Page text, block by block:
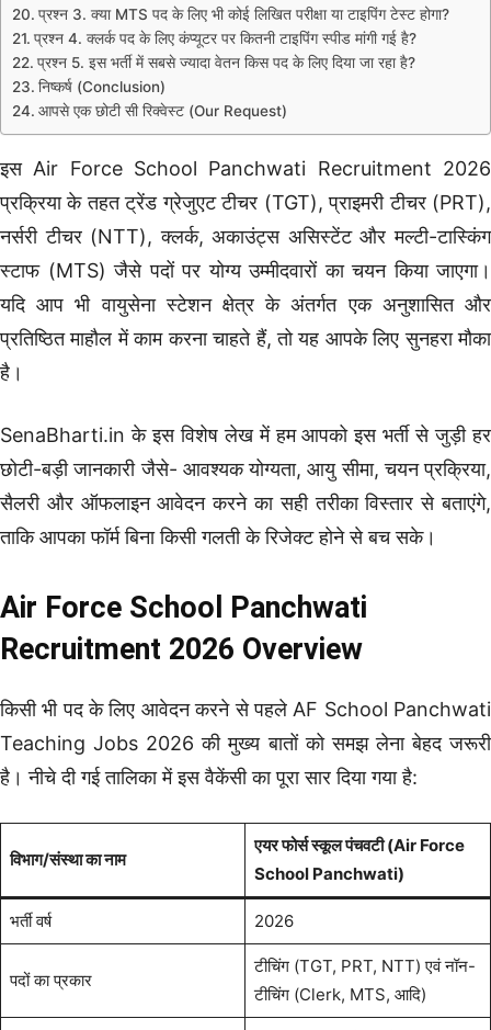
प्रश्न 3. क्या MTS पद के लिए भी कोई लिखित परीक्षा या टाइपिंग टेस्ट होगा?
प्रश्न 4. क्लर्क पद के लिए कंप्यूटर पर कितनी टाइपिंग स्पीड मांगी गई है?
प्रश्न 5. इस भर्ती में सबसे ज्यादा वेतन किस पद के लिए दिया जा रहा है?
निष्कर्ष (Conclusion)
आपसे एक छोटी सी रिक्वेस्ट (Our Request)
इस Air Force School Panchwati Recruitment 2026
प्रक्रिया के तहत ट्रेंड ग्रेजुएट टीचर (TGT), प्राइमरी टीचर (PRT),
नर्सरी टीचर (NTT), क्लर्क, अकाउंट्स असिस्टेंट और मल्टी-टास्किंग
स्टाफ (MTS) जैसे पदों पर योग्य उम्मीदवारों का चयन किया जाएगा।
यदि आप भी वायुसेना स्टेशन क्षेत्र के अंतर्गत एक अनुशासित और
प्रतिष्ठित माहौल में काम करना चाहते हैं, तो यह आपके लिए सुनहरा मौका
है।
SenaBharti.in के इस विशेष लेख में हम आपको इस भर्ती से जुड़ी हर
छोटी-बड़ी जानकारी जैसे- आवश्यक योग्यता, आयु सीमा, चयन प्रक्रिया,
सैलरी और ऑफलाइन आवेदन करने का सही तरीका विस्तार से बताएंगे,
ताकि आपका फॉर्म बिना किसी गलती के रिजेक्ट होने से बच सके।
Air Force School Panchwati
Recruitment 2026 Overview
किसी भी पद के लिए आवेदन करने से पहले AF School Panchwati
Teaching Jobs 2026 की मुख्य बातों को समझ लेना बेहद जरूरी
है। नीचे दी गई तालिका में इस वैकेंसी का पूरा सार दिया गया है:
विभाग/संस्था का नाम
एयर फोर्स स्कूल पंचवटी (Air Force
School Panchwati)
भर्ती वर्ष 2026
पदों का प्रकार
टीचिंग (TGT, PRT, NTT) एवं नॉन-
टीचिंग (Clerk, MTS, आदि)